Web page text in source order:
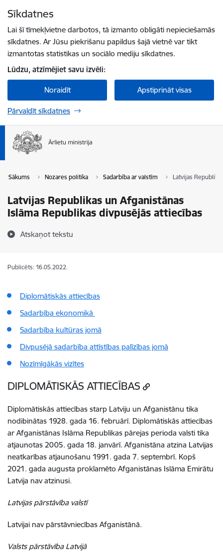
Sīkdatnes
Lai šī tīmekļvietne darbotos, tā izmanto obligāti nepieciešamās
sīkdatnes. Ar Jūsu piekrišanu papildus šajā vietnē var tikt
izmantotas statistikas un sociālo mediju sīkdatnes.
Lūdzu, atzīmējiet savu izvēli:
Noraidīt Apstiprināt visas
Pārvaldīt sīkdatnes
Sākums Nozares politika Sadarbība ar valstīm Latvijas
Latvijas Republikas un Afganistānas
Islāma Republikas divpusējās attiecības
Atskaņot tekstu
Publicēts: 16.05.2022.
Diplomātiskās attiecības
Sadarbība ekonomikā
Sadarbība kultūras jomā
Divpusējā sadarbība attīstības palīzības jomā
Nozīmīgākās vizītes
DIPLOMĀTISKĀS ATTIECĪBAS
Diplomātiskās attiecības starp Latviju un Afganistānu tika
nodibinātas 1928. gada 16. februārī. Diplomātiskās attiecības
ar Afganistānas Islāma Republikas pārejas perioda valsti tika
atjaunotas 2005. gada 18. janvārī. Afganistāna atzina Latvijas
neatkarības atjaunošanu 1991. gada 7. septembrī. Kopš
2021. gada augusta proklamēto Afganistānas Islāma Emirātu
Latvija nav atzinusi.
Latvijas pārstāvība valstī
Latvijai nav pārstāvniecības Afganistānā.
Valsts pārstāvība Latvijā